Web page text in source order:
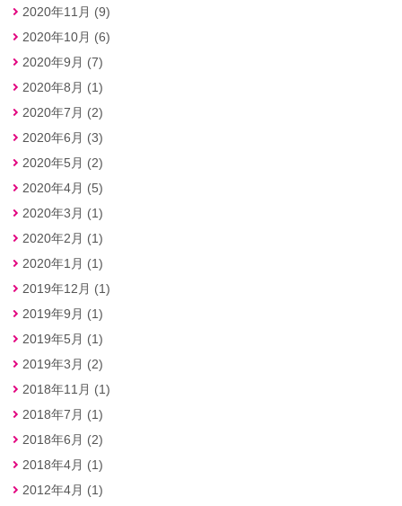
2020年11月 (9)
2020年10月 (6)
2020年9月 (7)
2020年8月 (1)
2020年7月 (2)
2020年6月 (3)
2020年5月 (2)
2020年4月 (5)
2020年3月 (1)
2020年2月 (1)
2020年1月 (1)
2019年12月 (1)
2019年9月 (1)
2019年5月 (1)
2019年3月 (2)
2018年11月 (1)
2018年7月 (1)
2018年6月 (2)
2018年4月 (1)
2012年4月 (1)